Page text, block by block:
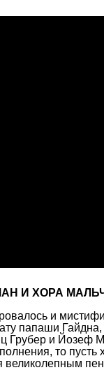
И ХОРА
и
папаши
Грубер и Йозеф
то пусть
великолепным